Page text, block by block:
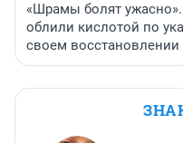
«Шрамы болят
облили кислотой по
своем восстановлении